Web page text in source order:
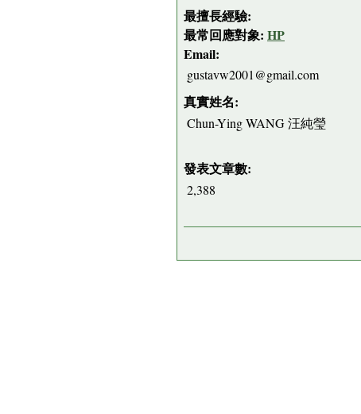
最擅長經驗:
最常回應對象: HP
Email:
gustavw2001@gmail.com
真實姓名:
Chun-Ying WANG 汪純瑩
發表文章數:
2,388